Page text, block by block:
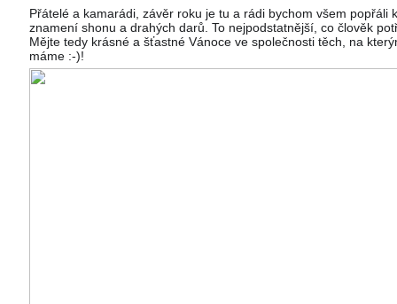
Přátelé a kamarádi, závěr roku je tu a rádi bychom všem
znamení shonu a drahých darů. To nejpodstatnější, co člověk
Mějte tedy krásné a šťastné Vánoce ve společnosti těch, na
máme :-)!